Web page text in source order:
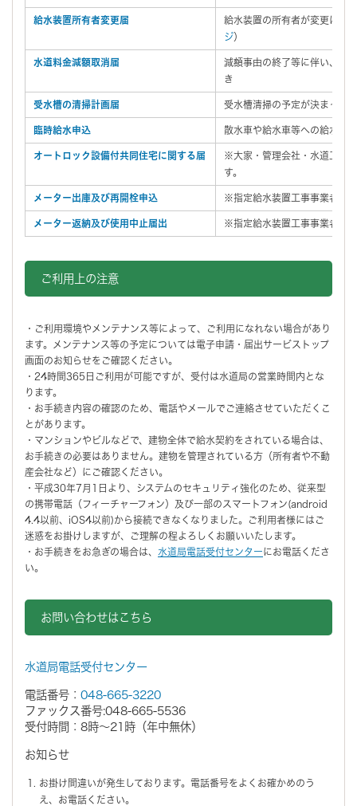
給水装置所有者変更届
給水装置の所有者が変更にな
ジ）
水道料金減額取消届
減額事由の終了等に伴い、認
き
受水槽の清掃計画届 受水槽清掃の予定が決まった
臨時給水申込 散水車や給水車等への給水が
オートロック設備付共同住宅に関する届
※大家・管理会社・水道工事
す。
メーター出庫及び再開栓申込 ※指定給水装置工事事業者向
メーター返納及び使用中止届出 ※指定給水装置工事事業者向
ご利用上の注意
・ご利用環境やメンテナンス等によって、ご利用になれない場合があり
ます。メンテナンス等の予定については電子申請・届出サービストップ
画面のお知らせをご確認ください。
・24時間365日ご利用が可能ですが、受付は水道局の営業時間内とな
ります。
・お手続き内容の確認のため、電話やメールでご連絡させていただくこ
とがあります。
・マンションやビルなどで、建物全体で給水契約をされている場合は、
お手続きの必要はありません。建物を管理されている方（所有者や不動
産会社など）にご確認ください。
・平成30年7月1日より、システムのセキュリティ強化のため、従来型
の携帯電話（フィーチャーフォン）及び一部のスマートフォン(android
4.4以前、iOS4以前)から接続できなくなりました。ご利用者様にはご
迷惑をお掛けしますが、ご理解の程よろしくお願いいたします。
・お手続きをお急ぎの場合は、 水道局電話受付センターにお電話くださ
い。
お問い合わせはこちら
水道局電話受付センター
電話番号： 048-665-3220
ファックス番号:048-665-5536
受付時間：8時～21時（年中無休）
お知らせ
お掛け間違いが発生しております。電話番号をよくお確かめのう
え、お電話ください。